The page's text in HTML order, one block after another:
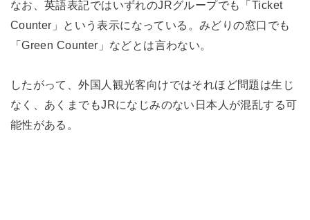
なお、英語表記ではいずれのJRグループでも「Ticket
Counter」という表示になっている。みどりの窓口でも
「Green Counter」などとは言わない。
したがって、外国人観光客向けではそれほど問題は生じ
なく、あくまでもJRになじみのない日本人が混乱する可
能性がある。